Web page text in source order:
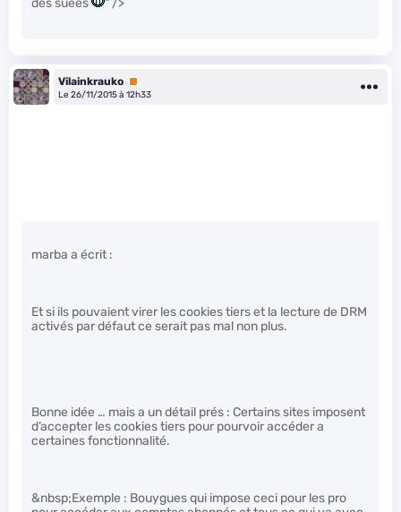
des suées
" />
Vilainkrauko Premium
Le 26/11/2015 à 12h33
marba a écrit :
Et si ils pouvaient virer les cookies tiers et la lecture de DRM
activés par défaut ce serait pas mal non plus.
Bonne idée … mais a un détail prés : Certains sites imposent
d’accepter les cookies tiers pour pourvoir accéder a
certaines fonctionnalité.
&nbsp;Exemple : Bouygues qui impose ceci pour les pro